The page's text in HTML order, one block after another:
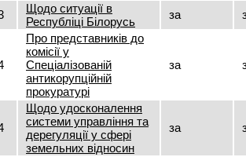
Щодо ситуації в
Республіці Білорусь
за
Про представників до
комісії у
Спеціалізованій
антикорупційній
прокуратурі
за
Щодо удосконалення
системи управління та
дерегуляції у сфері
земельних відносин
за